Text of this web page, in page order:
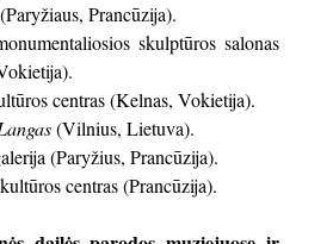
(Paryžiaus, Prancūzija).
skulptūros salonas
centras (Kelnas, Vokietija).
(Vilnius, Lietuva).
(Paryžius, Prancūzija).
centras (Prancūzija).